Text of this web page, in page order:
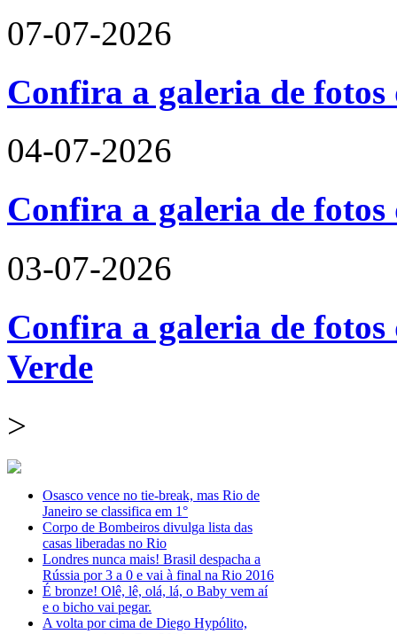
07-07-2026
Confira a galeria de
04-07-2026
Confira a galeria de
03-07-2026
Confira a galeria de
Verde
>
Osasco vence no tie-break, mas Rio de
Janeiro se classifica em 1°
Corpo de Bombeiros divulga lista das
casas liberadas no Rio
Londres nunca mais! Brasil despacha a
Rússia por 3 a 0 e vai à final na Rio 2016
É bronze! Olê, lê, olá, lá, o Baby vem aí
e o bicho vai pegar.
A volta por cima de Diego Hypólito,